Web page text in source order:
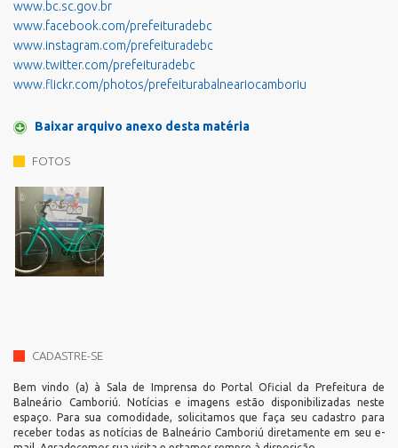
www.bc.sc.gov.br
www.facebook.com/prefeituradebc
www.instagram.com/prefeituradebc
www.twitter.com/prefeituradebc
www.flickr.com/photos/prefeiturabalneariocamboriu
Baixar arquivo anexo desta matéria
FOTOS
CADASTRE-SE
Bem vindo (a) à Sala de Imprensa do Portal Oficial da Prefeitura de
Balneário Camboriú. Notícias e imagens estão disponibilizadas neste
espaço. Para sua comodidade, solicitamos que faça seu cadastro para
receber todas as notícias de Balneário Camboriú diretamente em seu e-